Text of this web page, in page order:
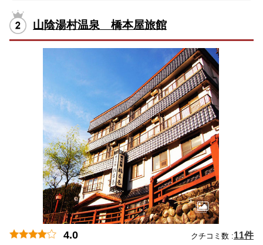
山陰湯村温泉 橋本屋旅館
4.0 クチコミ数 :11件